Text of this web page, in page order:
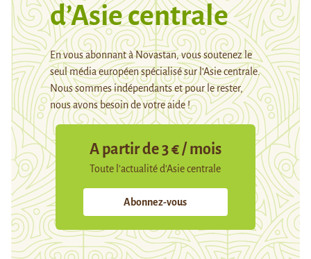
d’Asie centrale
En vous abonnant à Novastan, vous soutenez le
seul média européen spécialisé sur l’Asie centrale.
Nous sommes indépendants et pour le rester,
nous avons besoin de votre aide !
A partir de 3 € / mois
Toute l’actualité d’Asie centrale
Abonnez-vous